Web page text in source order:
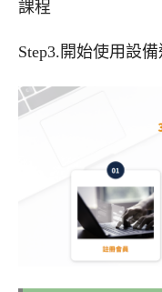
課程
Step3.開始使用設